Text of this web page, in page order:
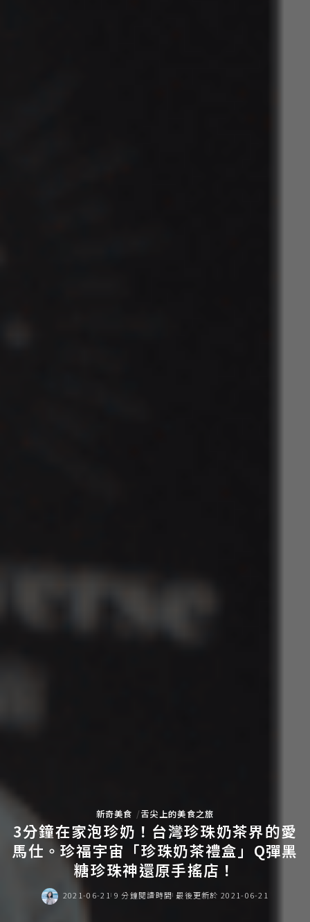
新奇美食 舌尖上的美食之旅
3分鐘在家泡珍奶！台灣珍珠奶茶界的愛
馬仕。珍福宇宙「珍珠奶茶禮盒」Q彈黑
糖珍珠神還原手搖店！
2021-06-21 9 分鐘閱讀時間 最後更新於 2021-06-21